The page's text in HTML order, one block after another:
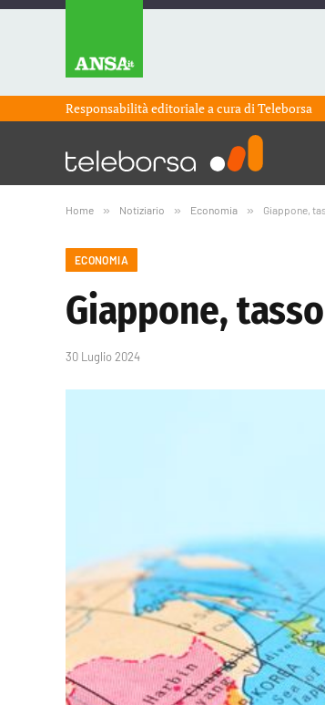
Responsabilità editoriale a cura diTeleborsa
Home » Notiziario » Economia » Giappone,
ECONOMIA
Giappone,
30 Luglio 2024